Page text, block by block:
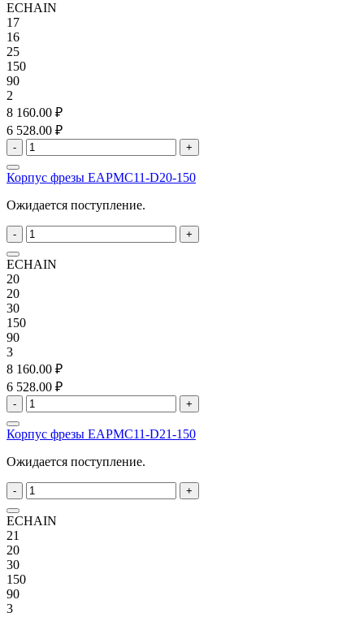
ECHAIN
17
16
25
150
90
2
8 160.00 ₽
6 528.00 ₽
- +
Корпус фрезы EAPMC11-D20-150
Ожидается поступление.
- +
ECHAIN
20
20
30
150
90
3
8 160.00 ₽
6 528.00 ₽
- +
Корпус фрезы EAPMC11-D21-150
Ожидается поступление.
- +
ECHAIN
21
20
30
150
90
3